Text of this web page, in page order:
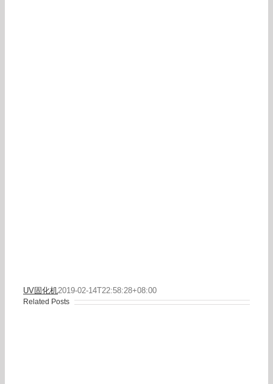
UV固化机2019-02-14T22:58:28+08:00
Related Posts